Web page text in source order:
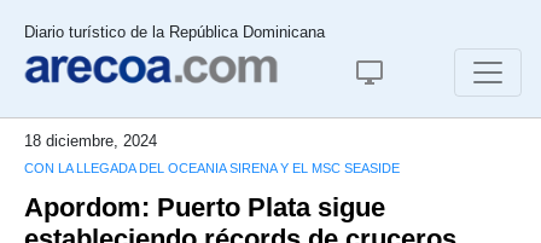
Diario turístico de la República Dominicana
18 diciembre, 2024
CON LA LLEGADA DEL OCEANIA SIRENA Y EL MSC SEASIDE
Apordom: Puerto Plata sigue